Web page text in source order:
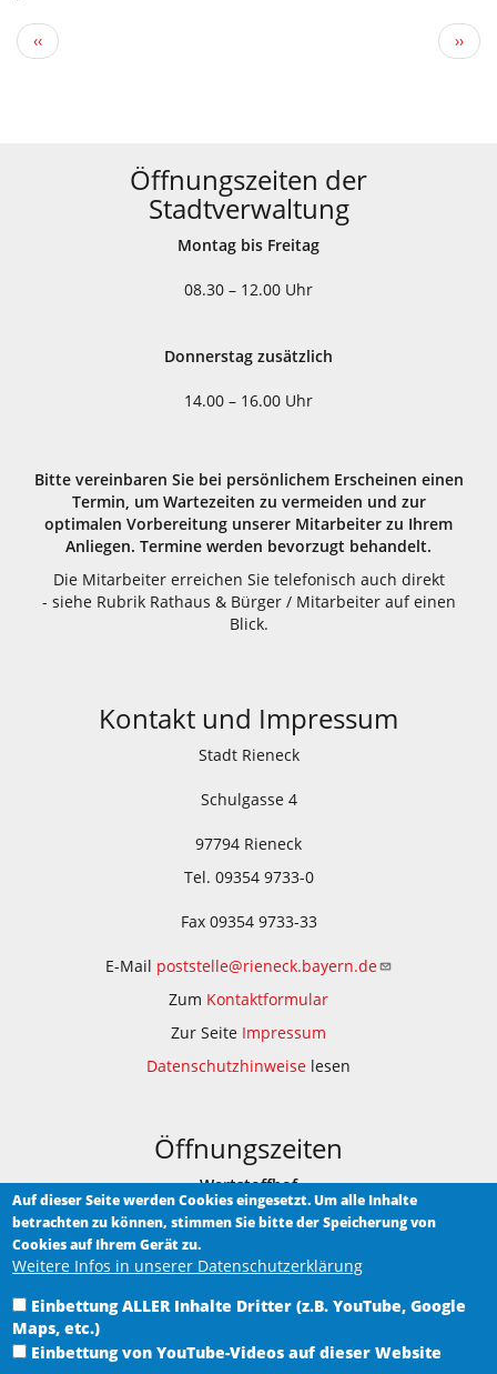
Seitennummerierung
Vorherige
Seite
‹‹
Seite
››
Öffnungszeiten der
Stadtverwaltung
Montag bis Freitag
08.30 – 12.00 Uhr
Donnerstag zusätzlich
14.00 – 16.00 Uhr
Bitte vereinbaren Sie bei persönlichem Erscheinen einen
Termin, um Wartezeiten zu vermeiden und zur
optimalen Vorbereitung unserer Mitarbeiter zu Ihrem
Anliegen. Termine werden bevorzugt behandelt.
Die Mitarbeiter erreichen Sie telefonisch auch direkt
- siehe Rubrik Rathaus & Bürger / Mitarbeiter auf einen
Blick.
Kontakt und Impressum
Stadt Rieneck
Schulgasse 4
97794 Rieneck
Tel. 09354 9733-0
Fax 09354 9733-33
E-Mail poststelle@rieneck.bayern.de
Zum Kontaktformular
Zur Seite Impressum
Datenschutzhinweise lesen
Öffnungszeiten
Wertstoffhof
Am Bauhof 1
Samstag 9.00 - 12.00 Uhr
Heimat-Museum Rieneck
im historischen Rathaus in Rieneck, Hauptstraße 5
Auf dieser Seite werden Cookies eingesetzt. Um alle Inhalte
betrachten zu können, stimmen Sie bitte der Speicherung von
Cookies auf Ihrem Gerät zu.
Weitere Infos in unserer Datenschutzerklärung
Einbettung ALLER Inhalte Dritter (z.B. YouTube, Google
Maps, etc.)
Einbettung von YouTube-Videos auf dieser Website